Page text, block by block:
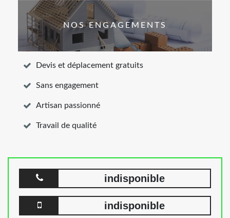
NOS ENGAGEMENTS
Devis et déplacement gratuits
Sans engagement
Artisan passionné
Travail de qualité
indisponible
indisponible